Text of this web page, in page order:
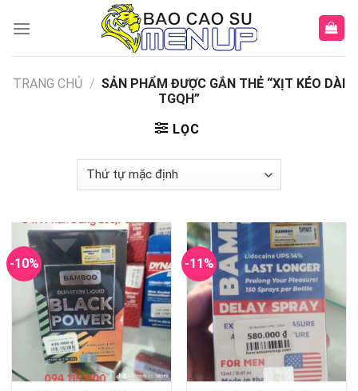
TRANG CHỦ / SẢN PHẨM ĐƯỢC GẮN THẺ “XỊT KÉO DÀI
TGQH”
LỌC
-10% -11%